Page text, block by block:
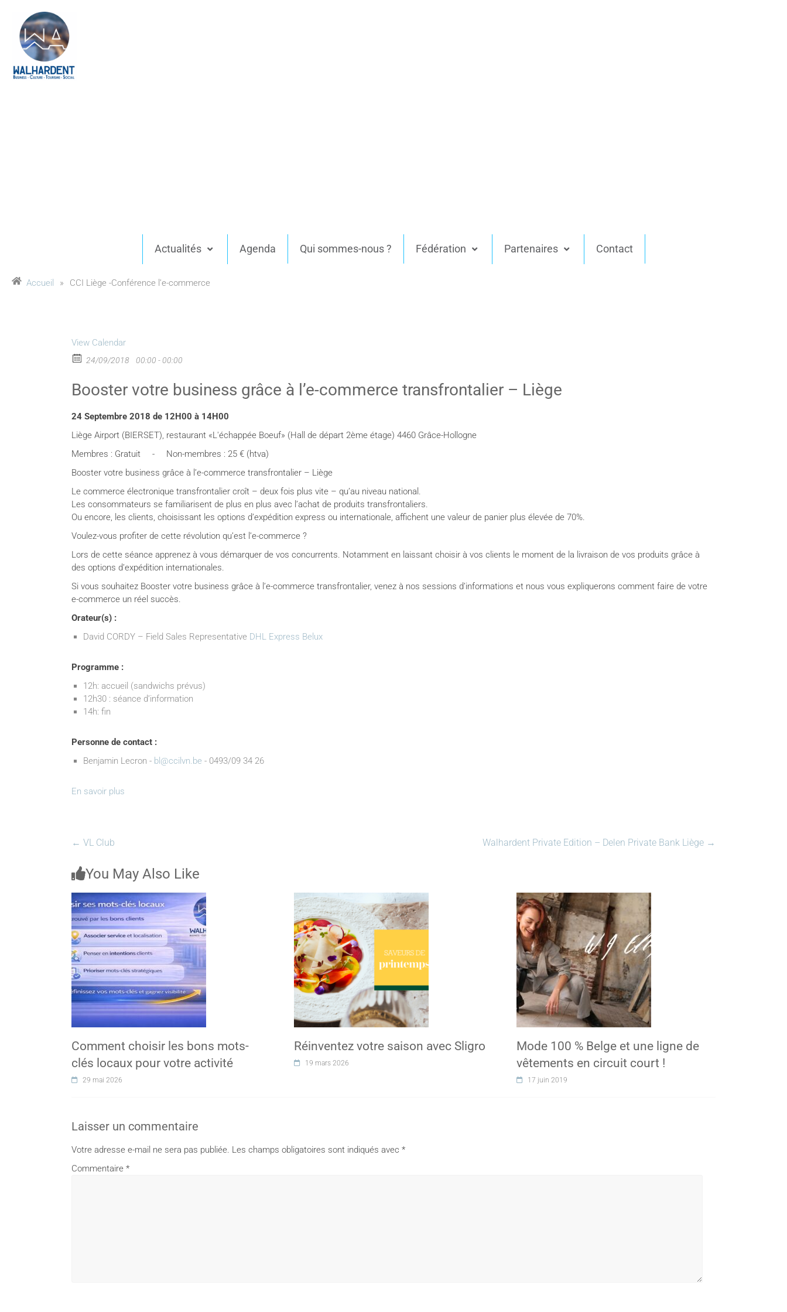
Actualités Agenda Qui sommes-nous ? Fédération Partenaires Contact
Accueil » CCI Liège -Conférence l’e-commerce
View Calendar
24/09/2018 00:00 - 00:00
Booster votre business grâce à l’e-commerce transfrontalier – Liège
24 Septembre 2018 de 12H00 à 14H00
Liège Airport (BIERSET), restaurant «L'échappée Boeuf» (Hall de départ 2ème étage) 4460 Grâce-Hollogne
Membres : Gratuit - Non-membres : 25 € (htva)
Booster votre business grâce à l’e-commerce transfrontalier – Liège
Le commerce électronique transfrontalier croît – deux fois plus vite – qu’au niveau national.
Les consommateurs se familiarisent de plus en plus avec l’achat de produits transfrontaliers.
Ou encore, les clients, choisissant les options d’expédition express ou internationale, affichent une valeur de panier plus élevée de 70%.
Voulez-vous profiter de cette révolution qu’est l’e-commerce ?
Lors de cette séance apprenez à vous démarquer de vos concurrents. Notamment en laissant choisir à vos clients le moment de la livraison de vos produits grâce à
des options d’expédition internationales.
Si vous souhaitez Booster votre business grâce à l’e-commerce transfrontalier, venez à nos sessions d’informations et nous vous expliquerons comment faire de votre
e-commerce un réel succès.
Orateur(s) :
David CORDY – Field Sales Representative DHL Express Belux
Programme :
12h: accueil (sandwichs prévus)
12h30 : séance d’information
14h: fin
Personne de contact :
Benjamin Lecron - bl@ccilvn.be - 0493/09 34 26
En savoir plus
← VL Club Walhardent Private Edition – Delen Private Bank Liège →
You May Also Like
Comment choisir les bons mots-
clés locaux pour votre activité
29 mai 2026
Réinventez votre saison avec Sligro
19 mars 2026
Mode 100 % Belge et une ligne de
vêtements en circuit court !
17 juin 2019
Laisser un commentaire
Votre adresse e-mail ne sera pas publiée. Les champs obligatoires sont indiqués avec *
Commentaire *